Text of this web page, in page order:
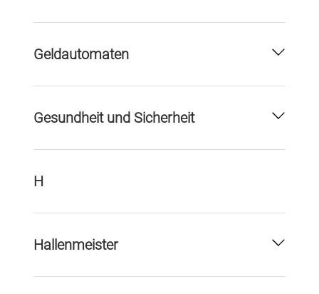
Geldautomaten
Gesundheit und Sicherheit
H
Hallenmeister